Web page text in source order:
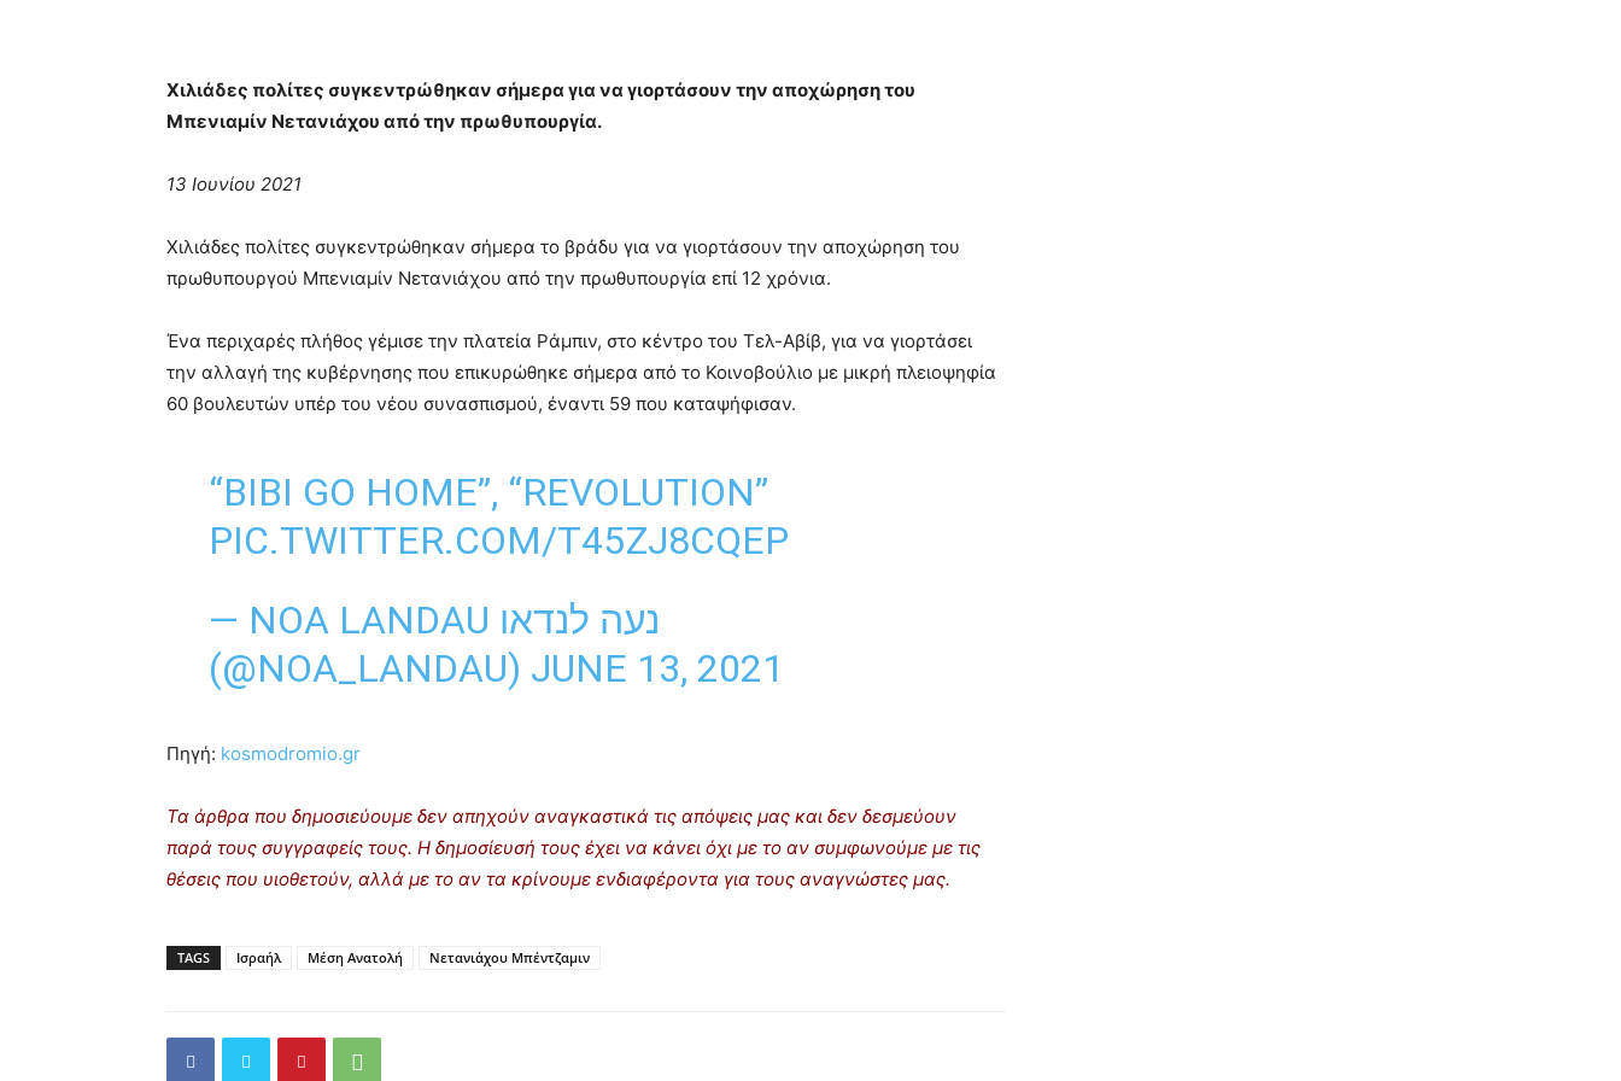
Χιλιάδες πολίτες συγκεντρώθηκαν σήμερα για να γιορτάσουν την αποχώρηση του
Μπενιαμίν Νετανιάχου από την πρωθυπουργία.
13 Ιουνίου 2021
Χιλιάδες πολίτες συγκεντρώθηκαν σήμερα το βράδυ για να γιορτάσουν την αποχώρηση του
πρωθυπουργού Μπενιαμίν Νετανιάχου από την πρωθυπουργία επί 12 χρόνια.
Ένα περιχαρές πλήθος γέμισε την πλατεία Ράμπιν, στο κέντρο του Τελ-Αβίβ, για να γιορτάσει
την αλλαγή της κυβέρνησης που επικυρώθηκε σήμερα από το Κοινοβούλιο με μικρή πλειοψηφία
60 βουλευτών υπέρ του νέου συνασπισμού, έναντι 59 που καταψήφισαν.
“BIBI GO HOME”, “REVOLUTION”
PIC.TWITTER.COM/T45ZJ8CQEP
— NOA LANDAU נעה לנדאו
(@NOA_LANDAU) JUNE 13, 2021
Πηγή: kosmodromio.gr
Τα άρθρα που δημοσιεύουμε δεν απηχούν αναγκαστικά τις απόψεις μας και δεν δεσμεύουν
παρά τους συγγραφείς τους. Η δημοσίευσή τους έχει να κάνει όχι με το αν συμφωνούμε με τις
θέσεις που υιοθετούν, αλλά με το αν τα κρίνουμε ενδιαφέροντα για τους αναγνώστες μας.
TAGS Ισραήλ Μέση Ανατολή Νετανιάχου Μπέντζαμιν